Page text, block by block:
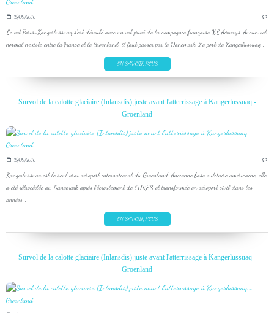
25/09/2016 …
Le vol Paris-Kangerlussuaq s'est déroulé avec un vol privé de la compagnie française XL Airways. Aucun vol
normal n'existe entre la France et le Groenland, il faut passer par le Danemark. Le port de Kangerlussuaq...
EN SAVOIR PLUS
Survol de la calotte glaciaire (Inlansdis) juste avant l'atterrissage à Kangerlussuaq -
Groenland
25/09/2016 …
Kangerlussuaq est le seul vrai aéroport international du Groenland. Ancienne base militaire américaine, elle
a été rétrocédée au Danemark après l'écroulement de l'URSS et transformée en aéroport civil dans les
années...
EN SAVOIR PLUS
Survol de la calotte glaciaire (Inlansdis) juste avant l'atterrissage à Kangerlussuaq -
Groenland